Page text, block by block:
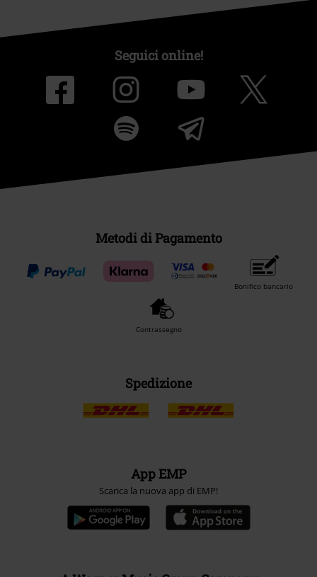
Seguici online!
Metodi di Pagamento
Bonifico bancario
Contrassegno
Spedizione
App EMP
Scarica la nuova app di EMP!